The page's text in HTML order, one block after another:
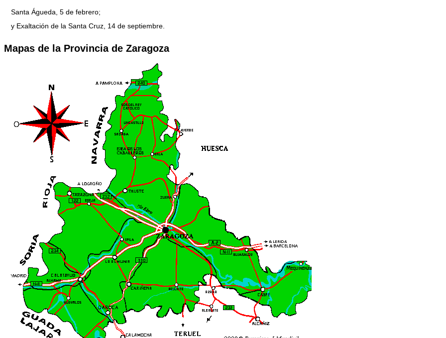
Santa Águeda, 5 de febrero;
y Exaltación de la Santa Cruz, 14 de septiembre.
Mapas de la Provincia de Zaragoza